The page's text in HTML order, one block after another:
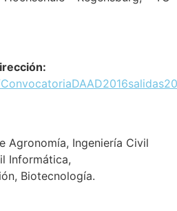
Agronomía, Ingeniería Civil
Informática,
Biotecnología.